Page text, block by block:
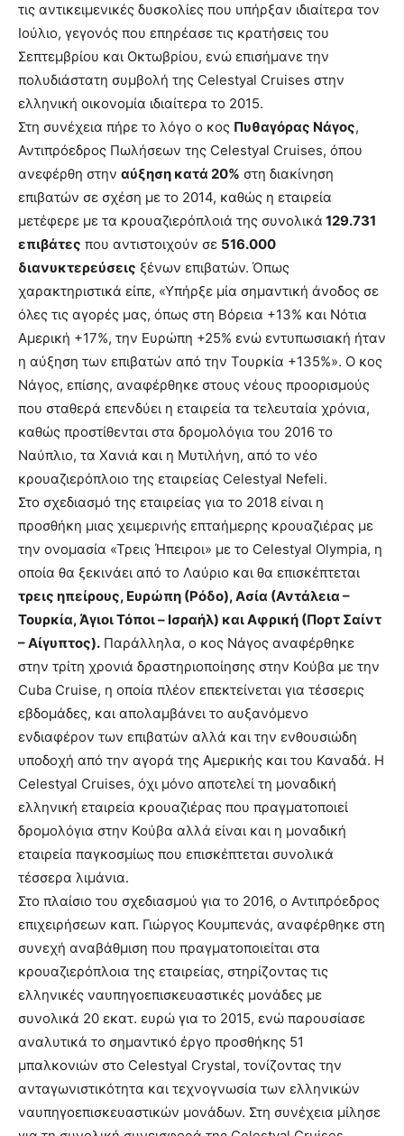
τις αντικειμενικές δυσκολίες που υπήρξαν ιδιαίτερα τον
Ιούλιο, γεγονός που επηρέασε τις κρατήσεις του
Σεπτεμβρίου και Οκτωβρίου, ενώ επισήμανε την
πολυδιάστατη συμβολή της Celestyal Cruises στην
ελληνική οικονομία ιδιαίτερα το 2015.
Στη συνέχεια πήρε το λόγο ο κος Πυθαγόρας Νάγος,
Αντιπρόεδρος Πωλήσεων της Celestyal Cruises, όπου
ανεφέρθη στην αύξηση κατά 20% στη διακίνηση
επιβατών σε σχέση με το 2014, καθώς η εταιρεία
μετέφερε με τα κρουαζιερόπλοιά της συνολικά 129.731
επιβάτες που αντιστοιχούν σε 516.000
διανυκτερεύσεις ξένων επιβατών. Όπως
χαρακτηριστικά είπε, «Υπήρξε μία σημαντική άνοδος σε
όλες τις αγορές μας, όπως στη Βόρεια +13% και Νότια
Αμερική +17%, την Ευρώπη +25% ενώ εντυπωσιακή ήταν
η αύξηση των επιβατών από την Τουρκία +135%». Ο κος
Νάγος, επίσης, αναφέρθηκε στους νέους προορισμούς
που σταθερά επενδύει η εταιρεία τα τελευταία χρόνια,
καθώς προστίθενται στα δρομολόγια του 2016 το
Ναύπλιο, τα Χανιά και η Μυτιλήνη, από το νέο
κρουαζιερόπλοιο της εταιρείας Celestyal Nefeli.
Στο σχεδιασμό της εταιρείας για το 2018 είναι η
προσθήκη μιας χειμερινής επταήμερης κρουαζιέρας με
την ονομασία «Τρεις Ήπειροι» με το Celestyal Olympia, η
οποία θα ξεκινάει από το Λαύριο και θα επισκέπτεται
τρεις ηπείρους, Ευρώπη (Ρόδο), Ασία (Αντάλεια –
Τουρκία, Άγιοι Τόποι – Ισραήλ) και Αφρική (Πορτ Σαίντ
– Αίγυπτος). Παράλληλα, ο κος Νάγος αναφέρθηκε
στην τρίτη χρονιά δραστηριοποίησης στην Κούβα με την
Cuba Cruise, η οποία πλέον επεκτείνεται για τέσσερις
εβδομάδες, και απολαμβάνει το αυξανόμενο
ενδιαφέρον των επιβατών αλλά και την ενθουσιώδη
υποδοχή από την αγορά της Αμερικής και του Καναδά. Η
Celestyal Cruises, όχι μόνο αποτελεί τη μοναδική
ελληνική εταιρεία κρουαζιέρας που πραγματοποιεί
δρομολόγια στην Κούβα αλλά είναι και η μοναδική
εταιρεία παγκοσμίως που επισκέπτεται συνολικά
τέσσερα λιμάνια.
Στο πλαίσιο του σχεδιασμού για το 2016, ο Αντιπρόεδρος
επιχειρήσεων καπ. Γιώργος Κουμπενάς, αναφέρθηκε στη
συνεχή αναβάθμιση που πραγματοποιείται στα
κρουαζιερόπλοια της εταιρείας, στηρίζοντας τις
ελληνικές ναυπηγοεπισκευαστικές μονάδες με
συνολικά 20 εκατ. ευρώ για το 2015, ενώ παρουσίασε
αναλυτικά το σημαντικό έργο προσθήκης 51
μπαλκονιών στο Celestyal Crystal, τονίζοντας την
ανταγωνιστικότητα και τεχνογνωσία των ελληνικών
ναυπηγοεπισκευαστικών μονάδων. Στη συνέχεια μίλησε